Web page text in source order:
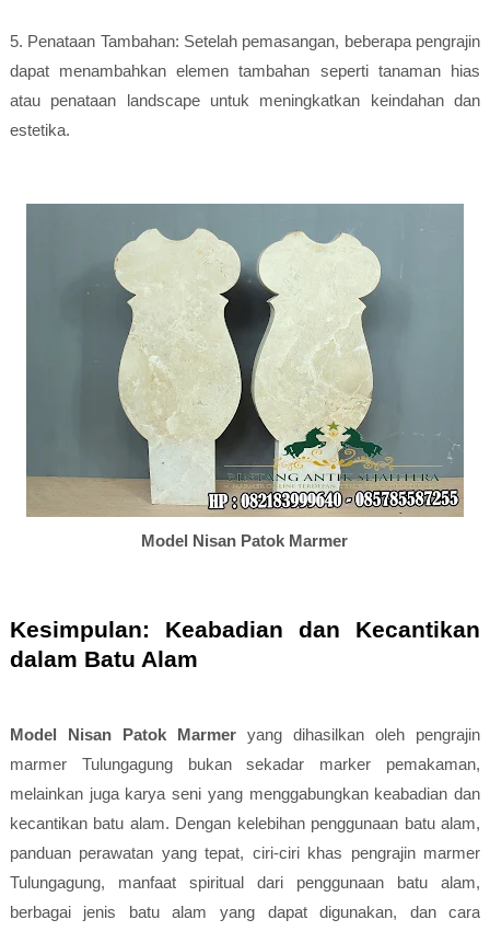
5. Penataan Tambahan: Setelah pemasangan, beberapa pengrajin
dapat menambahkan elemen tambahan seperti tanaman hias
atau penataan landscape untuk meningkatkan keindahan dan
estetika.
Model Nisan Patok Marmer
Kesimpulan: Keabadian dan Kecantikan
dalam Batu Alam
Model Nisan Patok Marmer yang dihasilkan oleh pengrajin
marmer Tulungagung bukan sekadar marker pemakaman,
melainkan juga karya seni yang menggabungkan keabadian dan
kecantikan batu alam. Dengan kelebihan penggunaan batu alam,
panduan perawatan yang tepat, ciri-ciri khas pengrajin marmer
Tulungagung, manfaat spiritual dari penggunaan batu alam,
berbagai jenis batu alam yang dapat digunakan, dan cara